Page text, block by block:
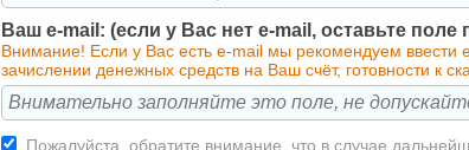
Ваш e-mail: (если у Вас нет e-mail, оставьте поле
Внимание! Если у Вас есть e-mail мы рекомендуем ввести
зачислении денежных средств на Ваш счёт, готовности к
Пожалуйста, обратите внимание, что в случае